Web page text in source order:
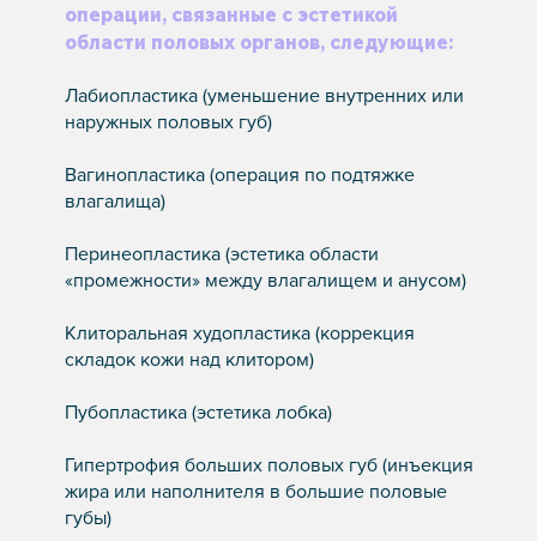
операции, связанные с эстетикой
области половых органов, следующие:
Лабиопластика (уменьшение внутренних или
наружных половых губ)
Вагинопластика (операция по подтяжке
влагалища)
Перинеопластика (эстетика области
«промежности» между влагалищем и анусом)
Клиторальная худопластика (коррекция
складок кожи над клитором)
Пубопластика (эстетика лобка)
Гипертрофия больших половых губ (инъекция
жира или наполнителя в большие половые
губы)